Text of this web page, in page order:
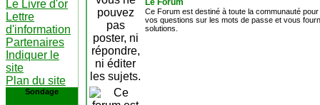
Le Livre d'or
Lettre
d'information
Partenaires
Indiquer le
site
Plan du site
Sondage
Le Forum
Ce Forum est destiné à toute la communauté
vos questions sur les mots de passe et vous
solutions.